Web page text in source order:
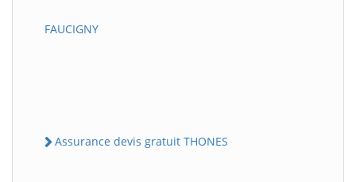
FAUCIGNY
Assurance devis gratuit THONES